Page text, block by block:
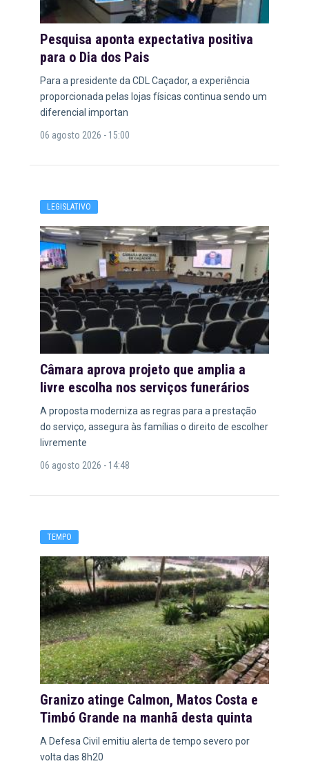
Pesquisa aponta expectativa positiva
para o Dia dos Pais
Para a presidente da CDL Caçador, a experiência
proporcionada pelas lojas físicas continua sendo um
diferencial importan
06 agosto 2026 - 15:00
LEGISLATIVO
Câmara aprova projeto que amplia a
livre escolha nos serviços funerários
A proposta moderniza as regras para a prestação
do serviço, assegura às famílias o direito de escolher
livremente
06 agosto 2026 - 14:48
TEMPO
Granizo atinge Calmon, Matos Costa e
Timbó Grande na manhã desta quinta
A Defesa Civil emitiu alerta de tempo severo por
volta das 8h20